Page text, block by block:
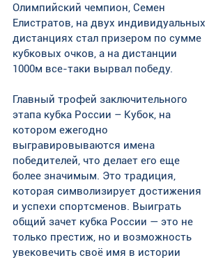
Олимпийский чемпион, Семен
Елистратов, на двух индивидуальных
дистанциях стал призером по сумме
кубковых очков, а на дистанции
1000м все-таки вырвал победу.
Главный трофей заключительного
этапа кубка России – Кубок, на
котором ежегодно
выгравировываются имена
победителей, что делает его еще
более значимым. Это традиция,
которая символизирует достижения
и успехи спортсменов. Выиграть
общий зачет кубка России — это не
только престиж, но и возможность
увековечить своё имя в истории